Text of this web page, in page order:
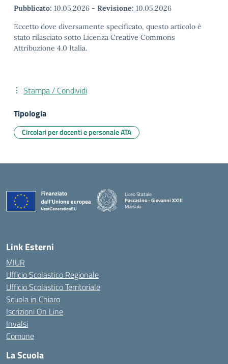
Pubblicato: 10.05.2026 - Revisione: 10.05.2026
Eccetto dove diversamente specificato, questo articolo è
stato rilasciato sotto Licenza Creative Commons
Attribuzione 4.0 Italia.
Stampa / Condividi
Tipologia
Circolari per docenti e personale ATA
Liceo Statale
Pascasino - Giovanni XXIII
Marsala
Link Esterni
MIUR
Ufficio Scolastico Regionale
Ufficio Scolastico Territoriale
Scuola in Chiaro
Iscrizioni On Line
Invalsi
Comune
La Scuola